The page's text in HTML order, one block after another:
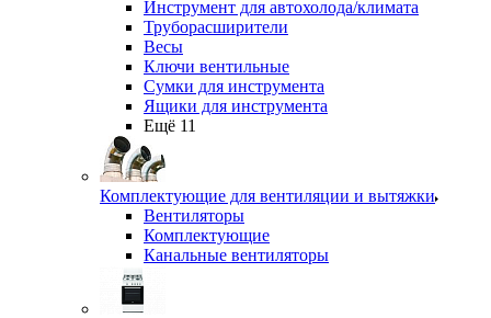
Инструмент для автохолода/климата
Труборасширители
Весы
Ключи вентильные
Сумки для инструмента
Ящики для инструмента
Ещё 11
Комплектующие для вентиляции и вытяжки
Вентиляторы
Комплектующие
Канальные вентиляторы